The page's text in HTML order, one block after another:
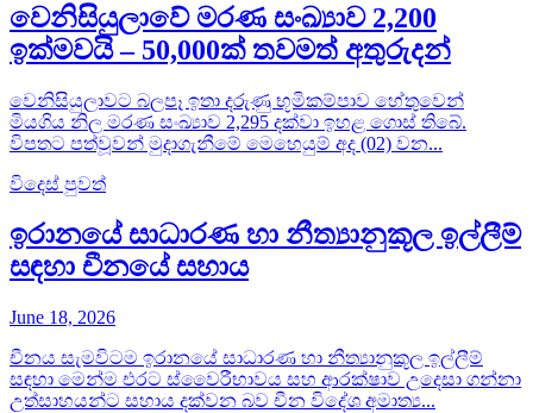
වෙනිසියුලාවේ මරණ සංඛ්‍යාව 2,200
ඉක්මවයි – 50,000ක් තවමත් අතුරුදන්
වෙනිසියුලාවට බලපෑ ඉතා දරුණු භූමිකම්පාව හේතුවෙන්
මියගිය නිල මරණ සංඛ්‍යාව 2,295 දක්වා ඉහළ ගොස් තිබේ.
විපතට පත්වූවන් මුදාගැනීමේ මෙහෙයුම් අද (02) වන...
විදෙස් පුවත්
ඉරානයේ සාධාරණ හා නීත්‍යානුකූල ඉල්ලීම්
සඳහා චීනයේ සහාය
June 18, 2026
චීනය සැමවිටම ඉරානයේ සාධාරණ හා නීත්‍යානුකූල ඉල්ලීම්
සඳහා මෙන්ම එරට ස්වෛරීභාවය සහ ආරක්ෂාව උදෙසා ගන්නා
උත්සාහයන්ට සහාය දක්වන බව චීන විදේශ අමාත්‍ය...